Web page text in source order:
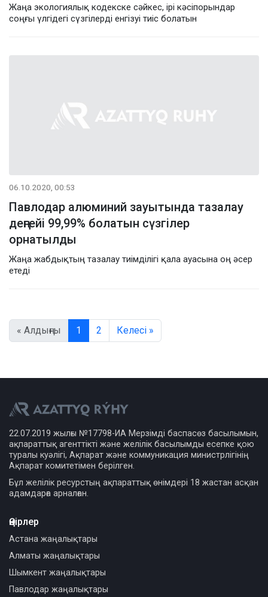
Жаңа экологиялық кодекске сәйкес, ірі кәсіпорындар
соңғы үлгідегі сүзгілерді енгізуі тиіс болатын
06.10.2020, 00:53
Павлодар алюминий зауытында тазалау
деңгейі 99,99% болатын сүзгілер
орнатылды
Жаңа жабдықтың тазалау тиімділігі қала ауасына оң әсер
етеді
« Алдыңғы 1 2 Келесі »
22.07.2019 жылғы №17798-ИА Мерзімді баспасөз басылымын,
ақпараттық агенттікті және желілік басылымды есепке қою
туралы куәлігі, Ақпарат және коммуникация министрлігінің
Ақпарат комитетімен берілген.
Бұл желілік ресурстың ақпараттық өнімдері 18 жастан асқан
адамдарға арналған.
Өңірлер
Астана жаңалықтары
Алматы жаңалықтары
Шымкент жаңалықтары
Павлодар жаңалықтары